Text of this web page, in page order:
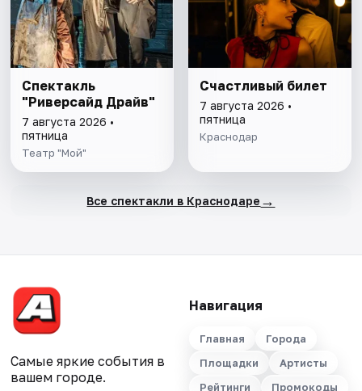
Спектакль
"Риверсайд Драйв"
7 августа 2026 •
пятница
Театр "Мой"
Счастливый билет
7 августа 2026 •
пятница
Краснодар
Все спектакли в Краснодаре →
Самые яркие события в
вашем городе.
Навигация
Главная
Города
Площадки
Артисты
Рейтинги
Промокоды